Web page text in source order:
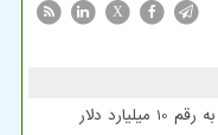
X
دلار